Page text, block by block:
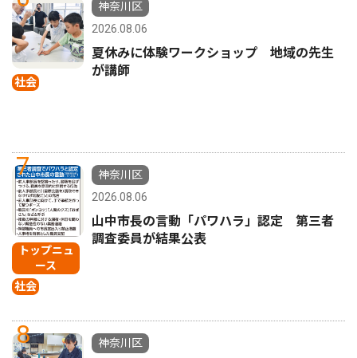
社会
神奈川区
2026.08.06
夏休みに体験ワークショップ 地域の先生
が講師
7
トップニュ
ース
社会
神奈川区
2026.08.06
山中市長の言動「パワハラ」認定 第三者
調査委員が結果公表
8
神奈川区